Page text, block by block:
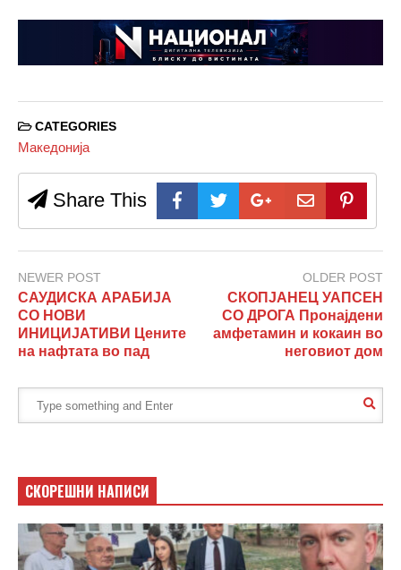
CATEGORIES
Македонија
Share This
NEWER POST
САУДИСКА АРАБИЈА
СО НОВИ
ИНИЦИЈАТИВИ Цените
на нафтата во пад
OLDER POST
СКОПЈАНЕЦ УАПСЕН
СО ДРОГА Пронајдени
амфетамин и кокаин во
неговиот дом
СКОРЕШНИ НАПИСИ